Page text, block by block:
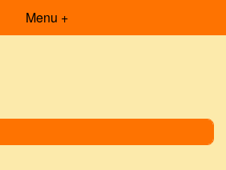
Menu +